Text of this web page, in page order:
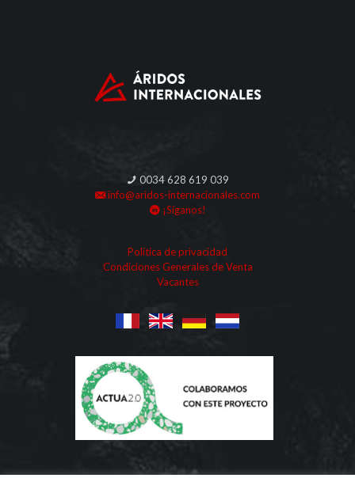
0034 628 619 039
info@aridos-internacionales.com
¡Síganos!
Política de privacidad
Condiciones Generales de Venta
Vacantes